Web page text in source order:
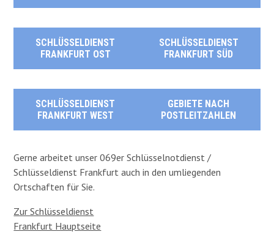
SCHLÜSSELDIENST
FRANKFURT OST
SCHLÜSSELDIENST
FRANKFURT SÜD
SCHLÜSSELDIENST
FRANKFURT WEST
GEBIETE NACH
POSTLEITZAHLEN
Gerne arbeitet unser 069er Schlüsselnotdienst /
Schlüsseldienst Frankfurt auch in den umliegenden
Ortschaften für Sie.
Zur Schlüsseldienst
Frankfurt Hauptseite